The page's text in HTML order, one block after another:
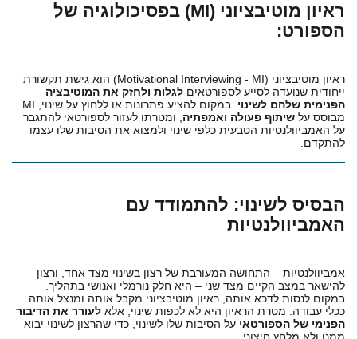
ראיון מוטיבציוני (MI) בפסיכולוגיה של
הספורט:
ראיון מוטיבציוני (Motivational Interviewing - MI) הוא גישת תקשורת
ייחודית שנועדה לסייע לספורטאים לגלות ולחזק את המוטיבציה
הפנימית שלהם לשינוי
. במקום להציע פתרונות או ללחוץ על שינוי, MI
מבוסס על שיתוף פעולה ואמפתיה , ומטרתו לעזור לספורטאי להתגבר
על האמביוולנטיות הטבעית כלפי שינוי ולמצוא את הסיבות שלו עצמו
להתקדם.
הבסיס לשינוי: להתמודד עם
האמביוולנטיות
אמביוולנטיות – התחושה המעורבת של רצון בשינוי מצד אחד, ורצון
להישאר במצב הקיים מצד שני – היא חלק נורמלי ואנושי בתהליך.
במקום לנסות לדכא אותה, ראיון מוטיבציוני מקבל אותה ומנצל אותה
ככלי עבודה. מטרת הראיון היא לא לכפות שינוי, אלא לעורר את הדיבור
הפנימי של הספורטאי על הסיבות שלו לשינוי, כדי שהרצון לשינוי יבוא